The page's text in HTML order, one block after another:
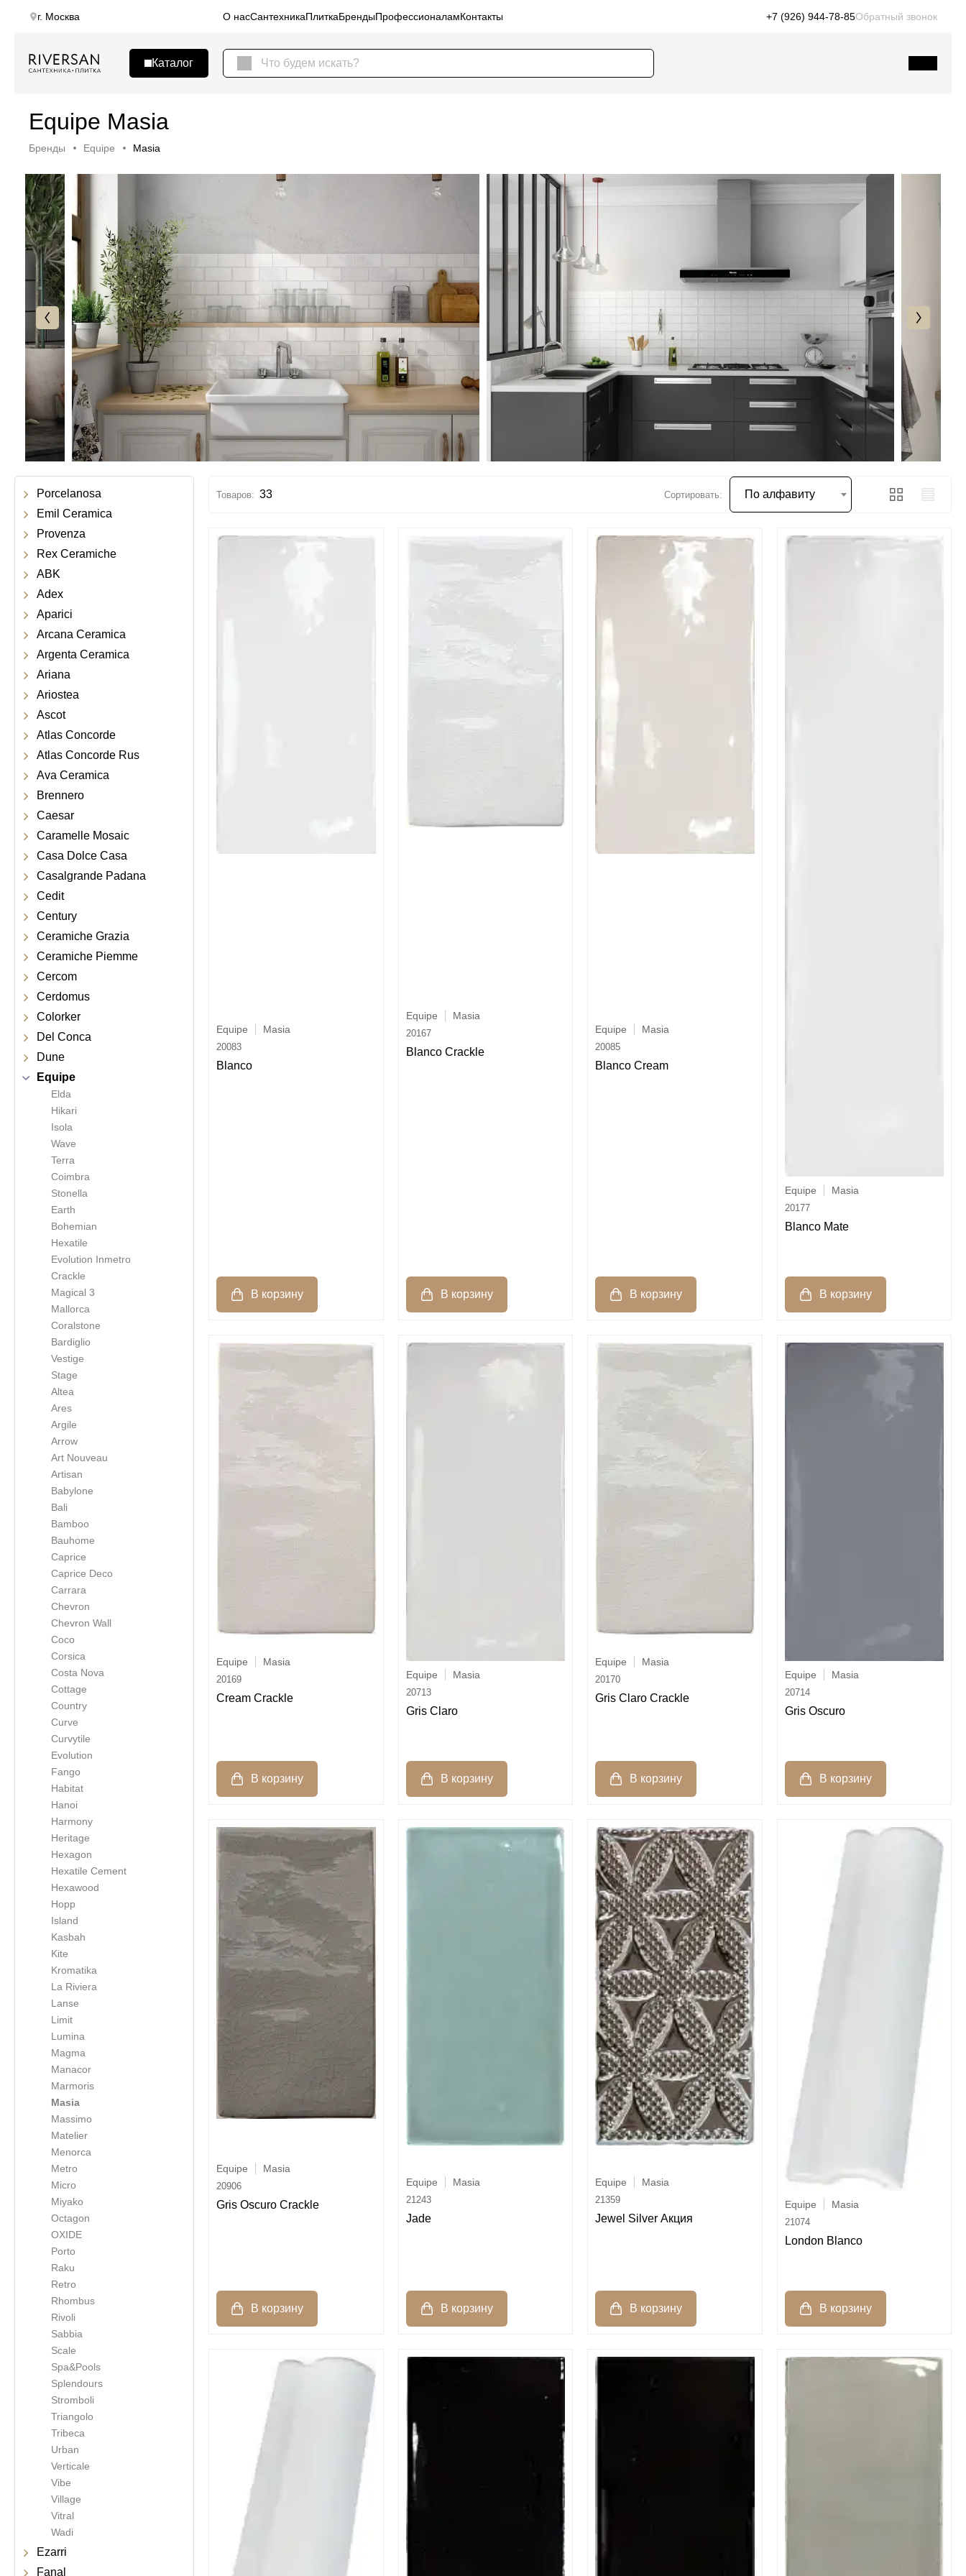
г. Москва О насСантехникаПлиткаБрендыПрофессионаламКонтакты +7 (926) 944-78-85Обратный звонок
Equipe Masia
Бренды Equipe Masia
Porcelanosa
Emil Ceramica
Provenza
Rex Ceramiche
ABK
Adex
Aparici
Arcana Ceramica
Argenta Ceramica
Ariana
Ariostea
Ascot
Atlas Concorde
Atlas Concorde Rus
Ava Ceramica
Brennero
Caesar
Caramelle Mosaic
Casa Dolce Casa
Casalgrande Padana
Cedit
Century
Ceramiche Grazia
Ceramiche Piemme
Cercom
Cerdomus
Colorker
Del Conca
Dune
Equipe
Elda
Hikari
Isola
Wave
Terra
Coimbra
Stonella
Earth
Bohemian
Hexatile
Evolution Inmetro
Crackle
Magical 3
Mallorca
Coralstone
Bardiglio
Vestige
Stage
Altea
Ares
Argile
Arrow
Art Nouveau
Artisan
Babylone
Bali
Bamboo
Bauhome
Caprice
Caprice Deco
Carrara
Chevron
Chevron Wall
Coco
Corsica
Costa Nova
Cottage
Country
Curve
Curvytile
Evolution
Fango
Habitat
Hanoi
Harmony
Heritage
Hexagon
Hexatile Cement
Hexawood
Hopp
Island
Kasbah
Kite
Kromatika
La Riviera
Lanse
Limit
Lumina
Magma
Manacor
Marmoris
Masia
Massimo
Matelier
Menorca
Metro
Micro
Miyako
Octagon
OXIDE
Porto
Raku
Retro
Rhombus
Rivoli
Sabbia
Scale
Spa&Pools
Splendours
Stromboli
Triangolo
Tribeca
Urban
Verticale
Vibe
Village
Vitral
Wadi
Ezarri
Fanal
33 По алфавиту
Equipe Masia
20083
Blanco
Equipe Masia
20167
Blanco Crackle
Equipe Masia
20085
Blanco Cream
Equipe Masia
20177
Blanco Mate
Equipe Masia
20169
Cream Crackle
Equipe Masia
20713
Gris Claro
Equipe Masia
20170
Gris Claro Crackle
Equipe Masia
20714
Gris Oscuro
Equipe Masia
20906
Gris Oscuro Crackle
Equipe Masia
21243
Jade
Equipe Masia
21359
Jewel Silver Акция
Equipe Masia
21074
London Blanco